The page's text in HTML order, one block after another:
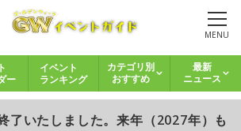
MENU
ー
イベント
ランキング
カテゴリ別
おすすめ
最新
ニュース
了いたしました。来年（2027年）も